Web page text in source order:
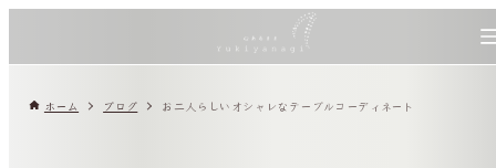
ホーム ブログ お二人らしいオシャレなテーブルコーディネート